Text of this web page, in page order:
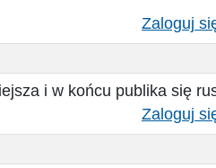
Zaloguj
i w końcu publika się
Zaloguj